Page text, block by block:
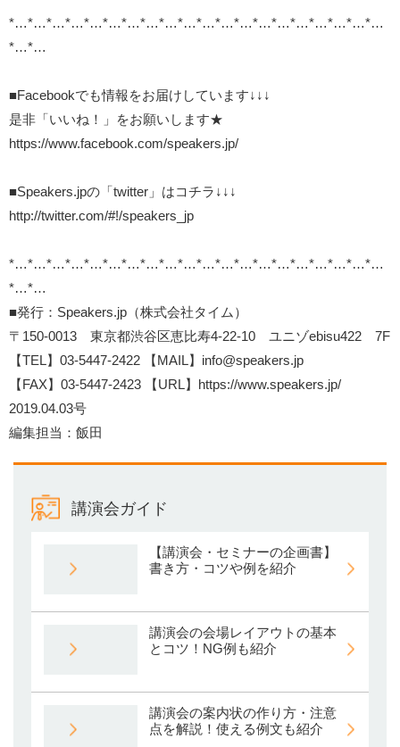
*…*…*…*…*…*…*…*…*…*…*…*…*…*…*…*…*…*…*…*…
*…*…
■Facebookでも情報をお届けしています↓↓↓
是非「いいね！」をお願いします★
https://www.facebook.com/speakers.jp/
■Speakers.jpの「twitter」はコチラ↓↓↓
http://twitter.com/#!/speakers_jp
*…*…*…*…*…*…*…*…*…*…*…*…*…*…*…*…*…*…*…*…
*…*…
■発行：Speakers.jp（株式会社タイム）
〒150-0013 東京都渋谷区恵比寿4-22-10 ユニゾebisu422 7F
【TEL】03-5447-2422 【MAIL】info@speakers.jp
【FAX】03-5447-2423 【URL】https://www.speakers.jp/
2019.04.03号
編集担当：飯田
講演会ガイド
【講演会・セミナーの企画書】
書き方・コツや例を紹介
講演会の会場レイアウトの基本
とコツ！NG例も紹介
講演会の案内状の作り方・注意
点を解説！使える例文も紹介